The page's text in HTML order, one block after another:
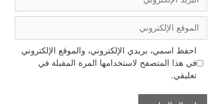
الإلكتروني
الإلكتروني
احفظ اسمي، بريدي الإلكتروني، والموقع الإلكتروني
في هذا المتصفح لاستخدامها المرة المقبلة في
تعليقي.